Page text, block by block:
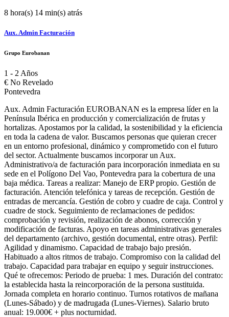
8 hora(s) 14 min(s) atrás
Aux. Admin Facturación
Grupo Eurobanan
1 - 2 Años
€ No Revelado
Pontevedra
Aux. Admin Facturación EUROBANAN es la empresa líder en la
Península Ibérica en producción y comercialización de frutas y
hortalizas. Apostamos por la calidad, la sostenibilidad y la eficiencia
en toda la cadena de valor. Buscamos personas que quieran crecer
en un entorno profesional, dinámico y comprometido con el futuro
del sector. Actualmente buscamos incorporar un Aux.
Administrativo/a de facturación para incorporación inmediata en su
sede en el Polígono Del Vao, Pontevedra para la cobertura de una
baja médica. Tareas a realizar: Manejo de ERP propio. Gestión de
facturación. Atención telefónica y tareas de recepción. Gestión de
entradas de mercancía. Gestión de cobro y cuadre de caja. Control y
cuadre de stock. Seguimiento de reclamaciones de pedidos:
comprobación y revisión, realización de abonos, corrección y
modificación de facturas. Apoyo en tareas administrativas generales
del departamento (archivo, gestión documental, entre otras). Perfil:
Agilidad y dinamismo. Capacidad de trabajo bajo presión.
Habituado a altos ritmos de trabajo. Compromiso con la calidad del
trabajo. Capacidad para trabajar en equipo y seguir instrucciones.
Qué te ofrecemos: Periodo de prueba: 1 mes. Duración del contrato:
la establecida hasta la reincorporación de la persona sustituida.
Jornada completa en horario continuo. Turnos rotativos de mañana
(Lunes-Sábado) y de madrugada (Lunes-Viernes). Salario bruto
anual: 19.000€ + plus nocturnidad.